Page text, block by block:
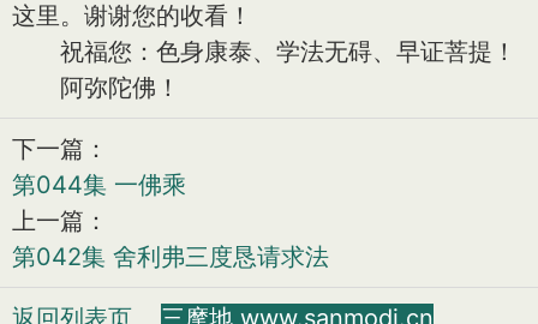
这里。谢谢您的收看！
祝福您：色身康泰、学法无碍、早证菩提！
阿弥陀佛！
下一篇：
第044集 一佛乘
上一篇：
第042集 舍利弗三度恳请求法
返回列表页 三摩地 www.sanmodi.cn